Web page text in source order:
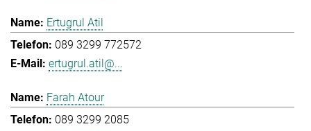
Ertugrul Atil
089 3299 772572
ertugrul.atil@...
Farah Atour
089 3299 2085